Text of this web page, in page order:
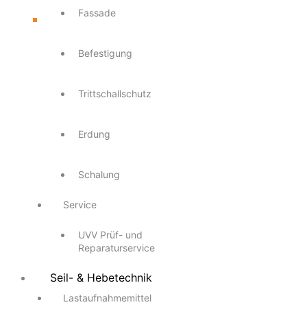
Fassade
Befestigung
Trittschallschutz
Erdung
Schalung
Service
UVV Prüf- und
Reparaturservice
Seil- & Hebetechnik
Lastaufnahmemittel